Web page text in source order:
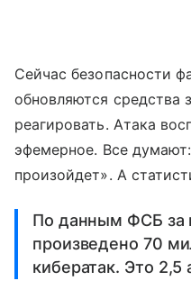
Сейчас безопасности
обновляются средства
реагировать. Атака
эфемерное. Все
произойдет». А
По данным ФСБ за
произведено 70
кибератак. Это 2,5